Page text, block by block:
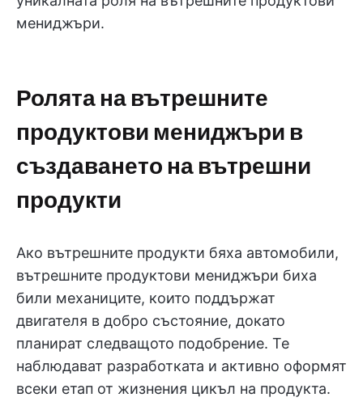
мениджъри.
Ролята на вътрешните
продуктови мениджъри в
създаването на вътрешни
продукти
Ако вътрешните продукти бяха автомобили,
вътрешните продуктови мениджъри биха
били механиците, които поддържат
двигателя в добро състояние, докато
планират следващото подобрение. Те
наблюдават разработката и активно оформят
всеки етап от жизнения цикъл на продукта.